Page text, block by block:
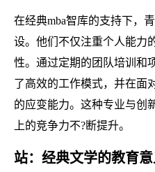
在经典mba智库的支持下，
设。他们不仅注重个人能力
性。通过定期的团队培训和
了高效的工作模式，并在面
的应变能力。这种专业与创
上的竞争力不?断提升。
站：经典文学的教育